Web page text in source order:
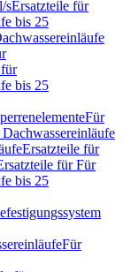
sErsatzteile für
bis 25
bis 25
Für
Ersatzteile für
für Für
bis 25
Für